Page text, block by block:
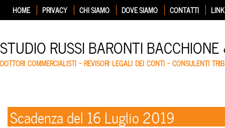
HOME PRIVACY CHI SIAMO DOVE SIAMO CONTATTI LINK
STUDIO RUSSI BARONTI
DOTTORI COMMERCIALISTI – REVISORI LEGALI DEI CONTI – CONSULENTI
Scadenza del 16 Luglio 2019